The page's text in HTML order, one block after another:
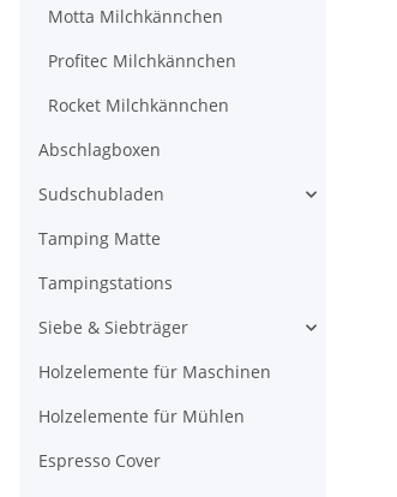
Motta Milchkännchen
Profitec Milchkännchen
Rocket Milchkännchen
Abschlagboxen
Sudschubladen
Tamping Matte
Tampingstations
Siebe & Siebträger
Holzelemente für Maschinen
Holzelemente für Mühlen
Espresso Cover